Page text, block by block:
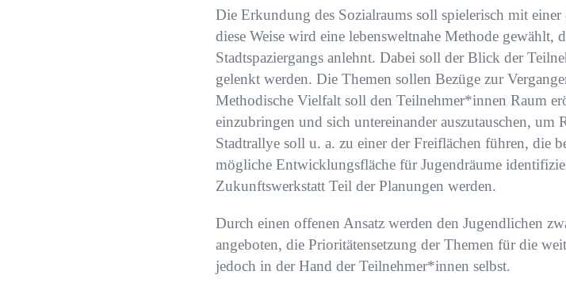
Die Erkundung des Sozialraums soll spielerisch mit
diese Weise wird eine lebensweltnahe Methode gewählt,
Stadtspaziergangs anlehnt. Dabei soll der Blick der
gelenkt werden. Die Themen sollen Bezüge zur
Methodische Vielfalt soll den Teilnehmer*innen Raum
einzubringen und sich untereinander auszutauschen, um
Stadtrallye soll u. a. zu einer der Freiflächen führen, die
mögliche Entwicklungsfläche für Jugendräume
Zukunftswerkstatt Teil der Planungen werden.
Durch einen offenen Ansatz werden den Jugendlichen
angeboten, die Prioritätensetzung der Themen für die
jedoch in der Hand der Teilnehmer*innen selbst.